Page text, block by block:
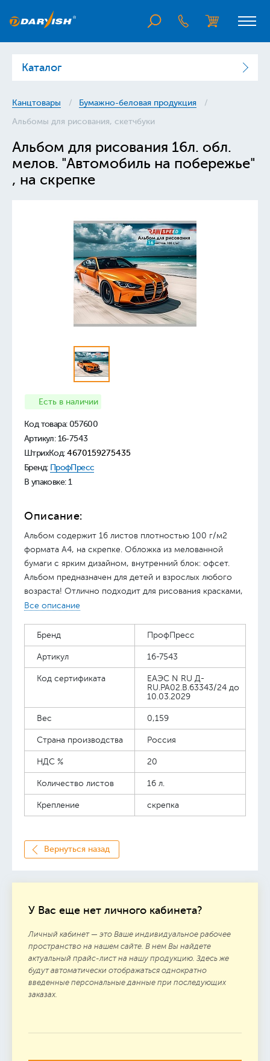
Каталог
Канцтовары Бумажно-беловая продукция
Альбомы для рисования, скетчбуки
Альбом для рисования 16л. обл.
мелов. "Автомобиль на побережье"
, на скрепке
У Вас еще нет личного кабинета?
Личный кабинет — это Ваше индивидуальное рабочее
пространство на нашем сайте. В нем Вы найдете
актуальный прайс-лист на нашу продукцию. Здесь же
будут автоматически отображаться однократно
введенные персональные данные при последующих
заказах.
Есть в наличии
Код товара: 057600
Артикул: 16-7543
ШтрихКод: 4670159275435
Бренд: ПрофПресс
В упаковке: 1
Описание:
Альбом содержит 16 листов плотностью 100 г/м2
формата А4, на скрепке. Обложка из мелованной
бумаги с ярким дизайном, внутренний блок: офсет.
Альбом предназначен для детей и взрослых любого
возраста! Отлично подходит для рисования красками,
фломастерами, ручками и карандашами.
Все описание
Бренд ПрофПресс
Артикул 16-7543
Код сертификата
ЕАЭС N RU Д-
RU.PA02.B.63343/24 до
10.03.2029
Вес 0,159
Страна производства Россия
НДС % 20
Количество листов 16 л.
Крепление скрепка
Вернуться назад